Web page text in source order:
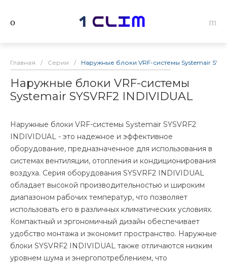
Главная / Серии / Наружные блоки VRF-системы Systemair
Наружные блоки VRF-системы
Systemair SYSVRF2 INDIVIDUAL
Наружные блоки VRF-системы Systemair SYSVRF2
INDIVIDUAL - это надежное и эффективное
оборудование, предназначенное для использования в
системах вентиляции, отопления и кондиционирования
воздуха. Серия оборудования SYSVRF2 INDIVIDUAL
обладает высокой производительностью и широким
диапазоном рабочих температур, что позволяет
использовать его в различных климатических условиях.
Компактный и эргономичный дизайн обеспечивает
удобство монтажа и экономит пространство. Наружные
блоки SYSVRF2 INDIVIDUAL также отличаются низким
уровнем шума и энергопотреблением, что